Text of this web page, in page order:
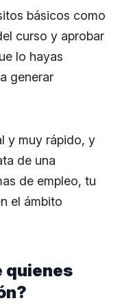
básicos como
curso y aprobar
lo hayas
generar
y muy rápido, y
de una
de empleo, tu
el ámbito
quienes